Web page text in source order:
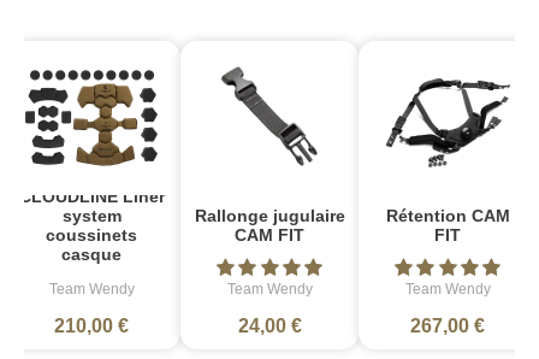
CLOUDLINE Liner
system
coussinets
casque
Team Wendy
210,00 €
Rallonge jugulaire
CAM FIT
Team Wendy
24,00 €
Rétention CAM
FIT
Team Wendy
267,00 €